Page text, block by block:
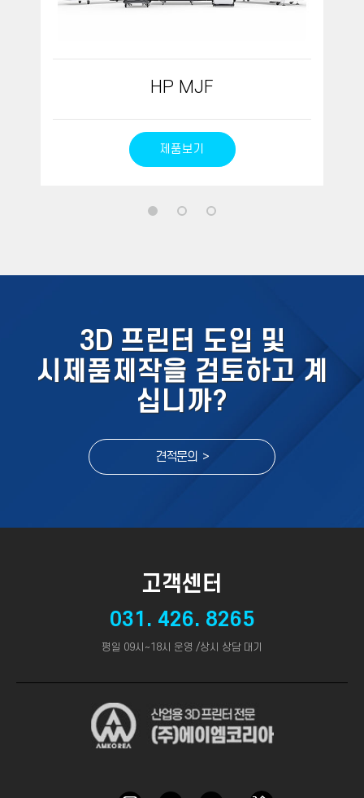
HP MJF
제품보기
3D 프린터 도입 및
시제품제작을 검토하고 계
십니까?
견적문의 >
고객센터
031. 426. 8265
평일 09시~18시 운영 /상시 상담 대기